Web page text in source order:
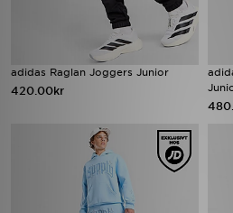
adidas Raglan Joggers Junior
420.00kr